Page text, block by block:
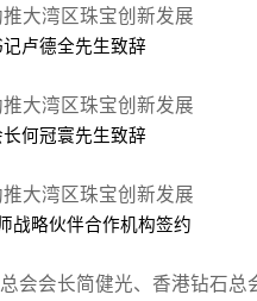
卢德全先生致辞
何冠寰先生致辞
战略伙伴合作机构签约
会会长简健光、香港钻石总